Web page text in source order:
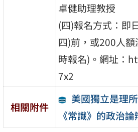
卓健助理教授
(四)報名方式：即
四)前，或200人
時報名)。網址：
7x2
相關附件
美國獨立是理
《常識》的政治論